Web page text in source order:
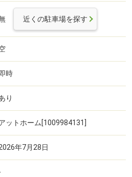
近くの駐車場を探す
即時
り
ットホーム[1009984131]
年7月28日